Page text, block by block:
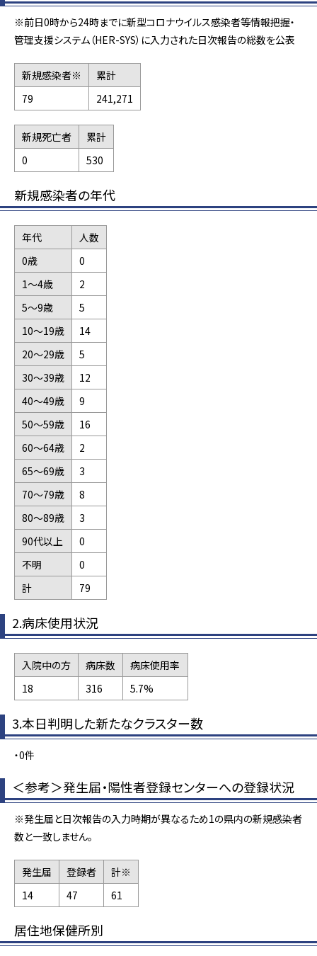
※前日0時から24時までに新型コロナウイルス感染者等情報把握・
管理支援システム（HER-SYS）に入力された日次報告の総数を公表
新規感染者※
累計
79
241,271
新規死亡者
累計
0
530
新規感染者の年代
年代
人数
0歳
0
1～4歳
2
5～9歳
5
10～19歳
14
20～29歳
5
30～39歳
12
40～49歳
9
50～59歳
16
60～64歳
2
65～69歳
3
70～79歳
8
80～89歳
3
90代以上
0
不明
0
計
79
2.病床使用状況
入院中の方 病床数
病床使用率
18
316 5.7%
3.本日判明した新たなクラスター数
・0件
＜参考＞発生届・陽性者登録センターへの登録状況
※発生届と日次報告の入力時期が異なるため1の県内の新規感染者
数と一致しません。
発生届 登録者
計※
14
47 61
居住地保健所別